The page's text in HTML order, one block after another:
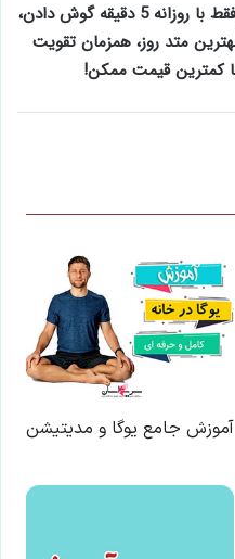
، هر زبانی رو فقط با روزانه 5 دقیقه گوش دادن،
بهترین متد روز، همزمان تقویت
کمترین قیمت ممکن!